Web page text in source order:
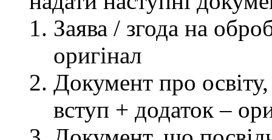
Заява / згода на
оригінал
Документ про освіту,
вступ + додаток –